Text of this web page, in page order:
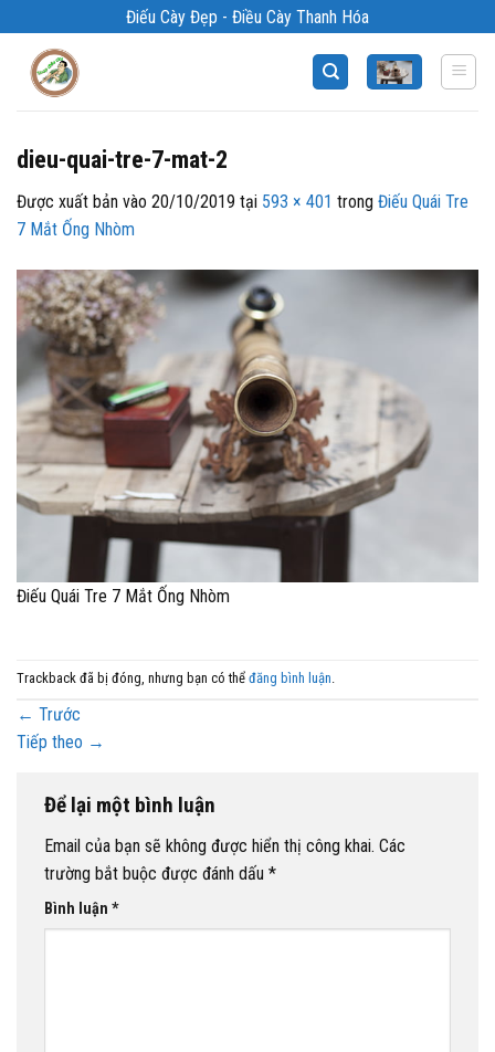
qua
Điếu Cày Đẹp - Điều Cày Thanh Hóa
dieu-quai-tre-7-mat-2
Được xuất bản vào 20/10/2019 tại 593 × 401 trong Điếu Quái Tre
7 Mắt Ống Nhòm
Điếu Quái Tre 7 Mắt Ống Nhòm
Trackback đã bị đóng, nhưng bạn có thể đăng bình luận.
← Trước
Tiếp theo →
Để lại một bình luận
Email của bạn sẽ không được hiển thị công khai. Các
trường bắt buộc được đánh dấu *
Bình luận *